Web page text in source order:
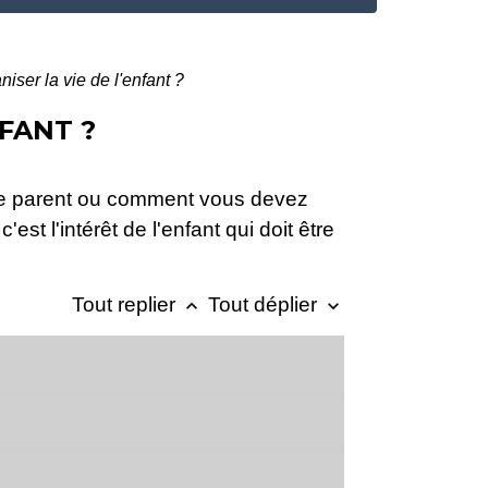
la vie de l'enfant ?
?
parent ou comment vous devez
l'intérêt de l'enfant qui doit être
Tout replier keyboard_arrow_up Tout déplier keyboard_arrow_down